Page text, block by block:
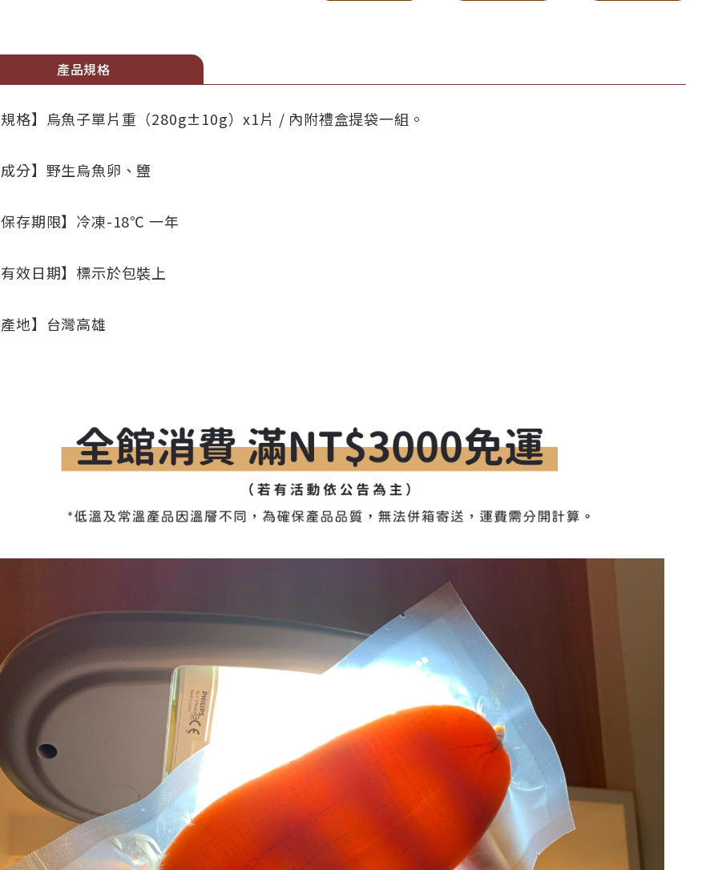
產品規格
格】烏魚子單片重（280g±10g）x1片 / 內附禮盒提袋一組。
分】野生烏魚卵、鹽
存期限】冷凍-18℃ 一年
效日期】標示於包裝上
地】台灣高雄